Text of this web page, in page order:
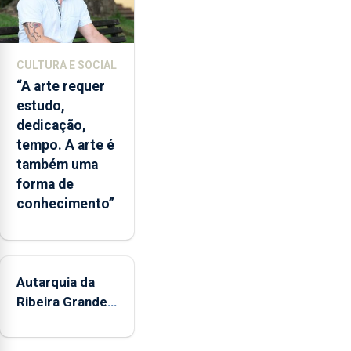
CULTURA E SOCIAL
“A arte requer
estudo,
dedicação,
tempo. A arte é
também uma
forma de
conhecimento”
Autarquia da
Ribeira Grande
iniciativa